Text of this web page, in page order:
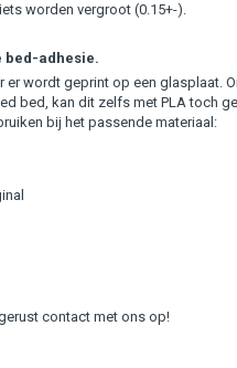
worden vergroot (0.15+-).
bed-adhesie.
er wordt geprint op een glasplaat.
bed, kan dit zelfs met PLA toch
bij het passende materiaal:
contact met ons op!